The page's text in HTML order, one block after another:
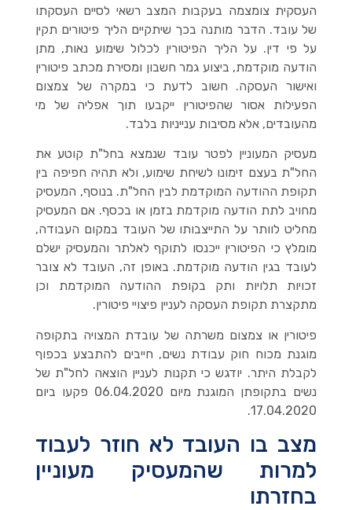
העסקית צומצמה בעקבות המצב רשאי לסיים העסקתו
של עובד. הדבר מותנה בכך שיתקיים הליך פיטורים תקין
על פי דין. על הליך הפיטורין לכלול שימוע נאות, מתן
הודעה מוקדמת, ביצוע גמר חשבון ומסירת מכתב פיטורין
ואישור העסקה. חשוב לדעת כי במקרה של צמצום
הפעילות אסור שהפיטורין ייקבעו תוך אפליה של מי
מהעובדים, אלא מסיבות ענייניות בלבד.
מעסיק המעוניין לפטר עובד שנמצא בחל"ת קוטע את
החל"ת בעצם זימונו לשיחת שימוע, ולא תהיה חפיפה בין
תקופת ההודעה המוקדמת לבין החל"ת. בנוסף, המעסיק
מחויב לתת הודעה מוקדמת בזמן או בכסף. אם המעסיק
מחליט לוותר על התייצבותו של העובד במקום העבודה,
מומלץ כי הפיטורין ייכנסו לתוקף לאלתר והמעסיק ישלם
לעובד בגין הודעה מוקדמת. באופן זה, העובד לא צובר
זכויות תלויות ותק בקופת ההודעה המוקדמת וכן
מתקצרת תקופת העסקה לעניין פיצויי פיטורין.
פיטורין או צמצום משרתה של עובדת המצויה בתקופה
מוגנת מכוח חוק עבודת נשים, חייבים להתבצע בכפוף
לקבלת היתר. יודגש כי תקנות לעניין הוצאה לחל"ת של
נשים בתקופתן המוגנת מיום 06.04.2020 פקעו ביום
17.04.2020.
מצב בו העובד לא חוזר לעבוד
למרות שהמעסיק מעוניין
בחזרתו